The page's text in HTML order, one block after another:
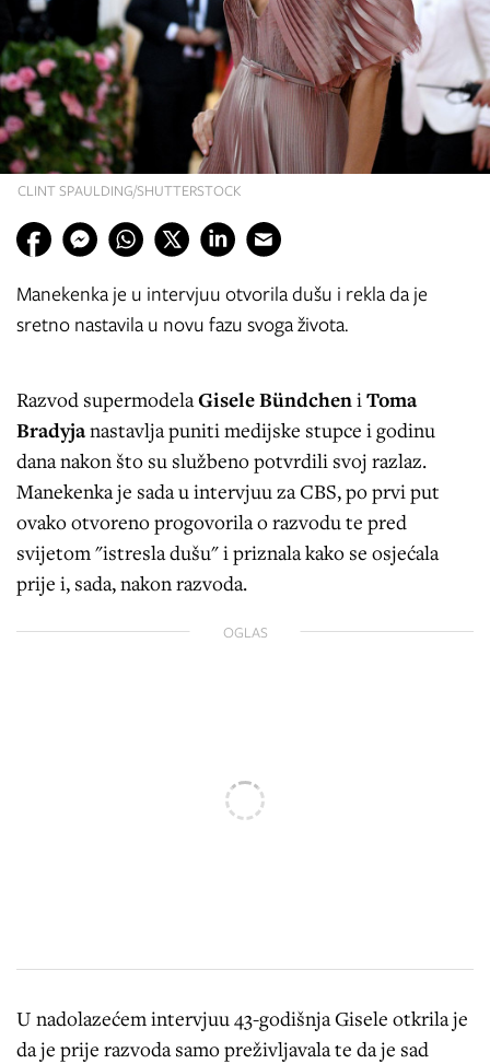
CLINT SPAULDING/SHUTTERSTOCK
Manekenka je u intervjuu otvorila dušu i rekla da je
sretno nastavila u novu fazu svoga života.
Razvod supermodelaGisele BündcheniToma
Bradyjanastavlja puniti medijske stupce i godinu
dana nakon što su službeno potvrdili svoj razlaz.
Manekenka je sada u intervjuu za CBS, po prvi put
ovako otvoreno progovorila o razvodu te pred
svijetom "istresla dušu" i priznala kako se osjećala
prije i, sada, nakon razvoda.
OGLAS
U nadolazećem intervjuu 43-godišnja Gisele otkrila je
da je prije razvoda samo preživljavala te da je sad